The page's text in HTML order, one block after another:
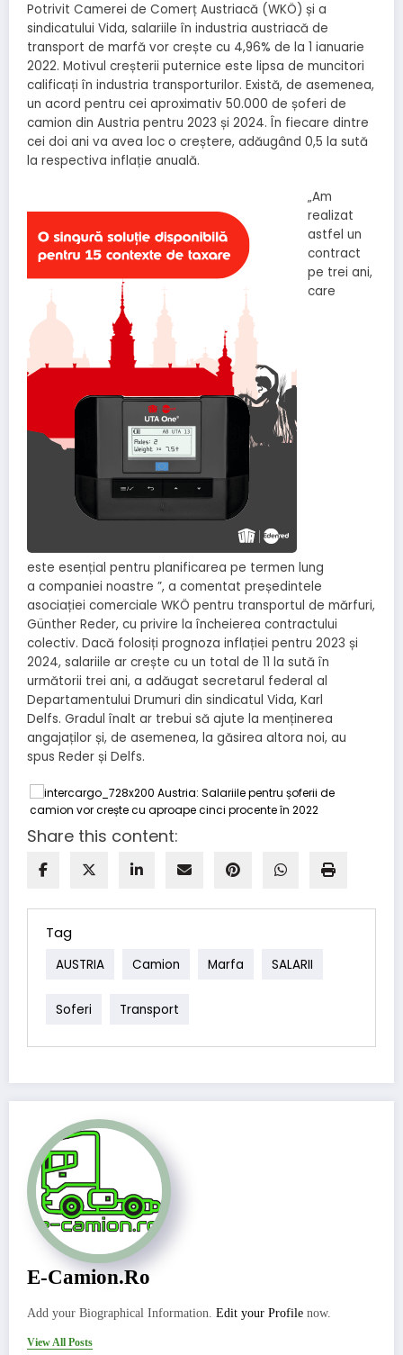
Potrivit Camerei de Comerț Austriacă (WKÖ) și a
sindicatului Vida, salariile în industria austriacă de
transport de marfă vor crește cu 4,96% de la 1 ianuarie
2022. Motivul creșterii puternice este lipsa de muncitori
calificați în industria transporturilor. Există, de asemenea,
un acord pentru cei aproximativ 50.000 de șoferi de
camion din Austria pentru 2023 și 2024. În fiecare dintre
cei doi ani va avea loc o creștere, adăugând 0,5 la sută
la respectiva inflație anuală.
„Am
realizat
astfel un
contract
pe trei ani,
care
este esențial pentru planificarea pe termen lung
a companiei noastre ”, a comentat președintele
asociației comerciale WKÖ pentru transportul de mărfuri,
Günther Reder, cu privire la încheierea contractului
colectiv. Dacă folosiți prognoza inflației pentru 2023 și
2024, salariile ar crește cu un total de 11 la sută în
următorii trei ani, a adăugat secretarul federal al
Departamentului Drumuri din sindicatul Vida, Karl
Delfs. Gradul înalt ar trebui să ajute la menținerea
angajaților și, de asemenea, la găsirea altora noi, au
spus Reder și Delfs.
Share this content:
Tag
AUSTRIA Camion Marfa SALARII
Soferi Transport
E-Camion.ro
Add your Biographical Information. Edit your Profile now.
View All Posts